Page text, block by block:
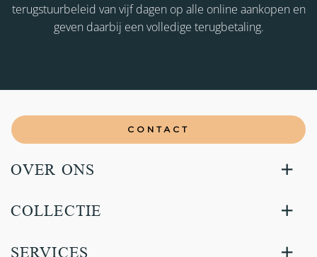
terugstuurbeleid van vijf dagen op alle online aankopen en
geven daarbij een volledige terugbetaling.
CONTACT
OVER ONS
COLLECTIE
SERVICES